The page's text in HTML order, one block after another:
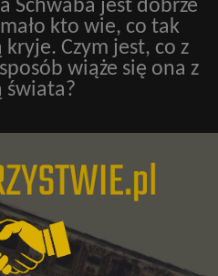
Schwaba jest dobrze
kto wie, co tak
Czym jest, co z
wiąże się ona z
świata?